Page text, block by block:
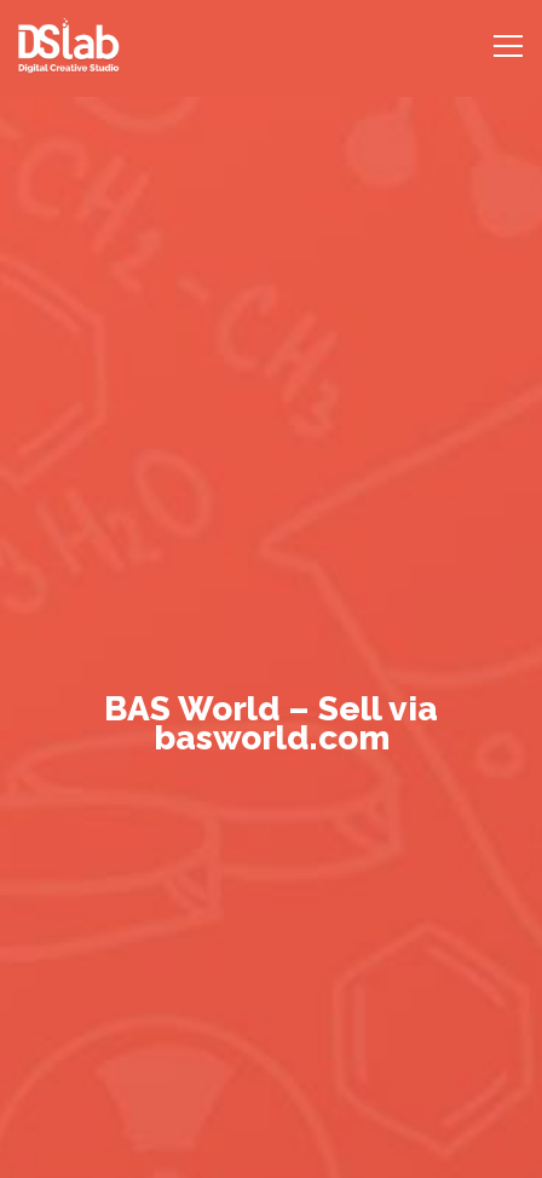
BAS World – Sell via
basworld.com